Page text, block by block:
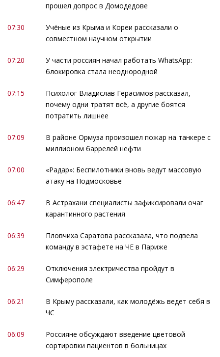
прошел допрос в Домодедове
07:30
Учёные из Крыма и Кореи рассказали о
совместном научном открытии
07:20
У части россиян начал работать WhatsApp:
блокировка стала неоднородной
07:15
Психолог Владислав Герасимов рассказал,
почему одни тратят всё, а другие боятся
потратить лишнее
07:09
В районе Ормуза произошел пожар на танкере с
миллионом баррелей нефти
07:00
«Радар»: Беспилотники вновь ведут массовую
атаку на Подмосковье
06:47
В Астрахани специалисты зафиксировали очаг
карантинного растения
06:39
Пловчиха Саратова рассказала, что подвела
команду в эстафете на ЧЕ в Париже
06:29
Отключения электричества пройдут в
Симферополе
06:21
В Крыму рассказали, как молодёжь ведет себя в
ЧС
06:09
Россияне обсуждают введение цветовой
сортировки пациентов в больницах